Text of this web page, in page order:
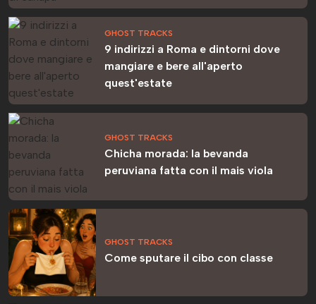
GHOST TRACKS
9 indirizzi a Roma e dintorni dove
mangiare e bere all'aperto
quest'estate
GHOST TRACKS
Chicha morada: la bevanda
peruviana fatta con il mais viola
GHOST TRACKS
Come sputare il cibo con classe